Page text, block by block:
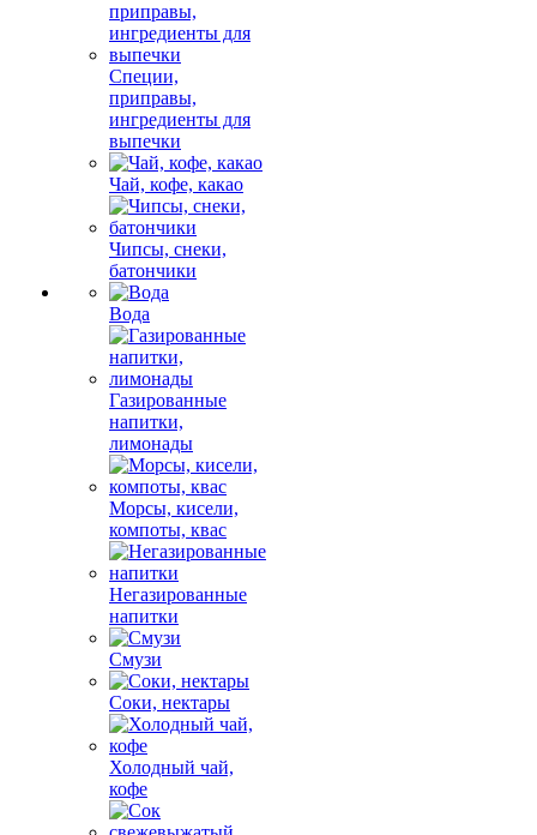
Специи,
приправы,
ингредиенты для
выпечки
Чай, кофе, какао
Чипсы, снеки,
батончики
Вода
Газированные
напитки,
лимонады
Морсы, кисели,
компоты, квас
Негазированные
напитки
Смузи
Соки, нектары
Холодный чай,
кофе